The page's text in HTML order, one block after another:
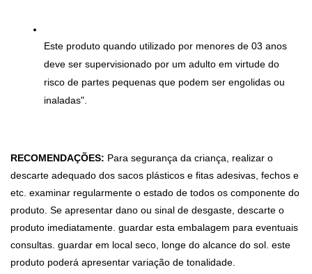
Este produto quando utilizado por menores de 03 anos
deve ser supervisionado por um adulto em virtude do
risco de partes pequenas que podem ser engolidas ou
inaladas".
RECOMENDAÇÕES: Para segurança da criança, realizar o
descarte adequado dos sacos plásticos e fitas adesivas, fechos e
etc. examinar regularmente o estado de todos os componente do
produto. Se apresentar dano ou sinal de desgaste, descarte o
produto imediatamente. guardar esta embalagem para eventuais
consultas. guardar em local seco, longe do alcance do sol. este
produto poderá apresentar variação de tonalidade.